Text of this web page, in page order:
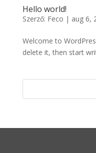
Hello world!
Szerző: Feco | aug 6,
Welcome to
delete it, then start